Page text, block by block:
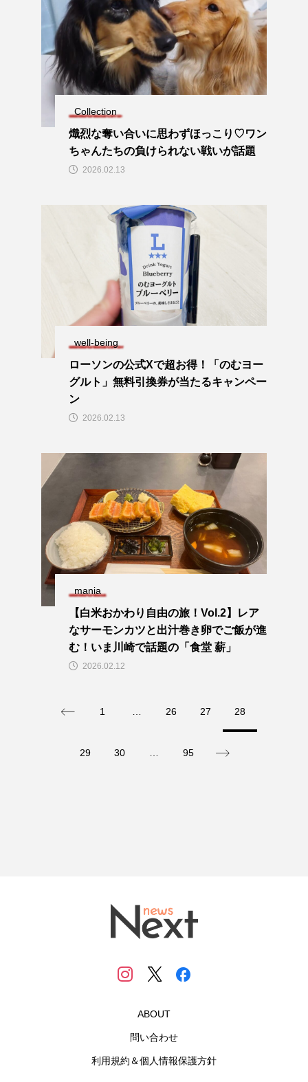
Collection
熾烈な奪い合いに思わずほっこり♡ワン
ちゃんたちの負けられない戦いが話題
2026.02.13
well-being
ローソンの公式Xで超お得！「のむヨー
グルト」無料引換券が当たるキャンペー
ン
2026.02.13
mania
【白米おかわり自由の旅！Vol.2】レア
なサーモンカツと出汁巻き卵でご飯が進
む！いま川崎で話題の「食堂 薪」
2026.02.12
1 … 26 27 28
29 30 … 95
ABOUT
問い合わせ
利用規約＆個人情報保護方針